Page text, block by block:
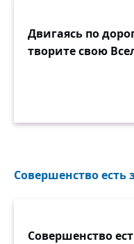
Двигаясь по
творите свою
Совершенство есть
Совершенство